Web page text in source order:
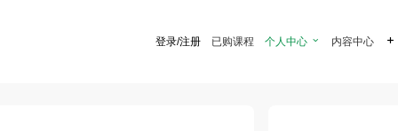
登录/注册 已购课程 个人中心  内容中心 